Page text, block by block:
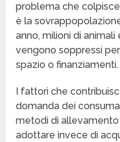
problema che
è la
anno, milioni di
vengono soppressi
spazio o finanziamenti.
I fattori che
domanda dei
metodi di allevamento
adottare invece di